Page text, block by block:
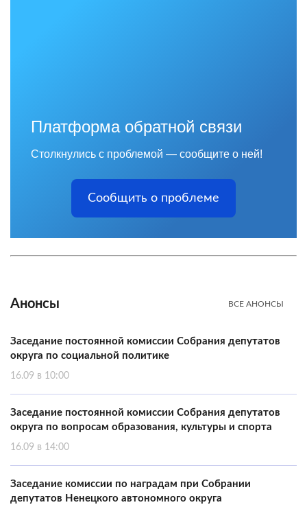
Платформа обратной связи
Столкнулись с проблемой — сообщите о ней!
Сообщить о проблеме
Анонсы ВСЕ АНОНСЫ
Заседание постоянной комиссии Собрания депутатов
округа по социальной политике
16.09 в 10:00
Заседание постоянной комиссии Собрания депутатов
округа по вопросам образования, культуры и спорта
16.09 в 14:00
Заседание комиссии по наградам при Собрании
депутатов Ненецкого автономного округа